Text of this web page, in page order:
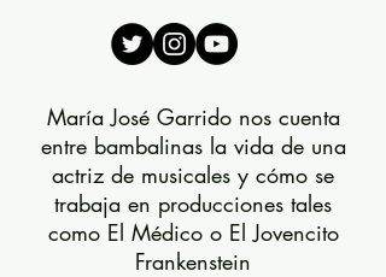
María José Garrido nos cuenta
entre bambalinas la vida de una
actriz de musicales y cómo se
trabaja en producciones tales
como El Médico o El Jovencito
Frankenstein